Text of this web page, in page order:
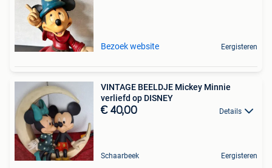
Bezoek website Eergisteren
VINTAGE BEELDJE Mickey Minnie
verliefd op DISNEY
€ 40,00 Details
Schaarbeek Eergisteren